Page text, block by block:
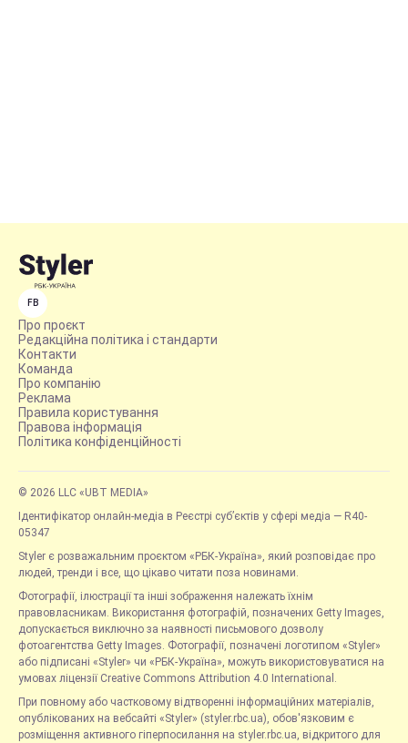
FB
Про проєкт
Редакційна політика і стандарти
Контакти
Команда
Про компанію
Реклама
Правила користування
Правова інформація
Політика конфіденційності
© 2026 LLC «UBT MEDIA»
Ідентифікатор онлайн-медіа в Реєстрі суб’єктів у сфері медіа — R40-
05347
Styler є розважальним проєктом «РБК-Україна», який розповідає про
людей, тренди і все, що цікаво читати поза новинами.
Фотографії, ілюстрації та інші зображення належать їхнім
правовласникам. Використання фотографій, позначених Getty Images,
допускається виключно за наявності письмового дозволу
фотоагентства Getty Images. Фотографії, позначені логотипом «Styler»
або підписані «Styler» чи «РБК-Україна», можуть використовуватися на
умовах ліцензії Creative Commons Attribution 4.0 International.
При повному або частковому відтворенні інформаційних матеріалів,
опублікованих на вебсайті «Styler» (styler.rbc.ua), обов'язковим є
розміщення активного гіперпосилання на styler.rbc.ua, відкритого для